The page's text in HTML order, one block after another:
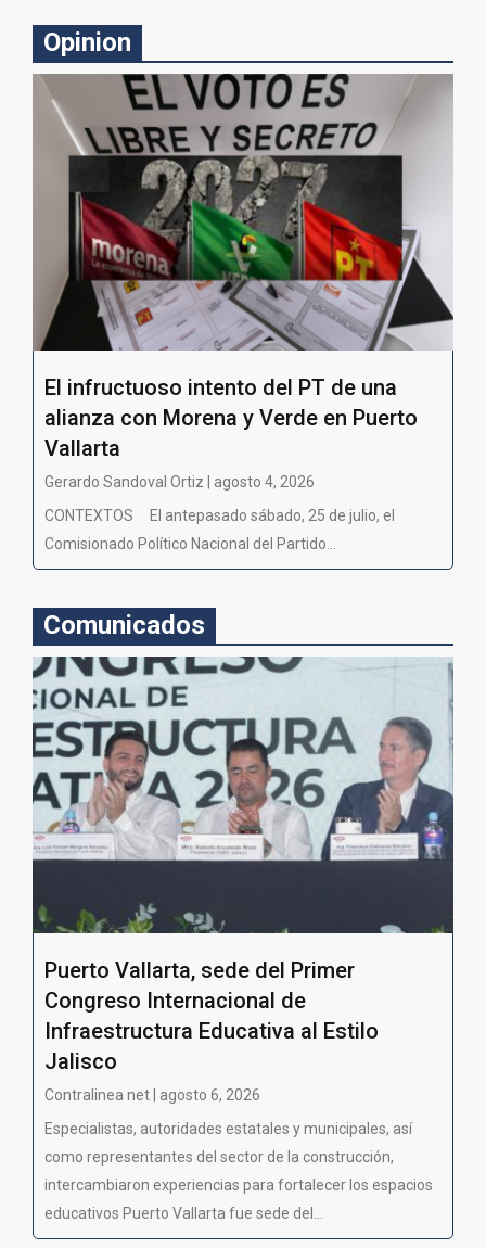
Opinion
El infructuoso intento del PT de una
alianza con Morena y Verde en Puerto
Vallarta
Gerardo Sandoval Ortiz | agosto 4, 2026
CONTEXTOS El antepasado sábado, 25 de julio, el
Comisionado Político Nacional del Partido...
Comunicados
Puerto Vallarta, sede del Primer
Congreso Internacional de
Infraestructura Educativa al Estilo
Jalisco
Contralinea net | agosto 6, 2026
Especialistas, autoridades estatales y municipales, así
como representantes del sector de la construcción,
intercambiaron experiencias para fortalecer los espacios
educativos Puerto Vallarta fue sede del...